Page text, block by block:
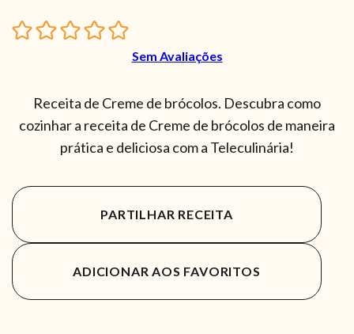
Sem Avaliações
Receita de Creme de brócolos. Descubra como
cozinhar a receita de Creme de brócolos de maneira
prática e deliciosa com a Teleculinária!
PARTILHAR RECEITA
ADICIONAR AOS FAVORITOS